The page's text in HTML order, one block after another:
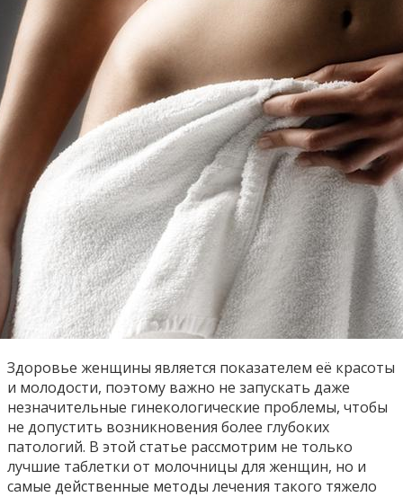
Здоровье женщины является показателем её красоты
и молодости, поэтому важно не запускать даже
незначительные гинекологические проблемы, чтобы
не допустить возникновения более глубоких
патологий. В этой статье рассмотрим не только
лучшие таблетки от молочницы для женщин, но и
самые действенные методы лечения такого тяжело